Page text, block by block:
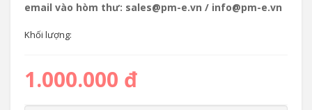
email vào hòm thư: sales@pm-e.vn / info@pm-e.vn
Khối lượng:
1.000.000 đ